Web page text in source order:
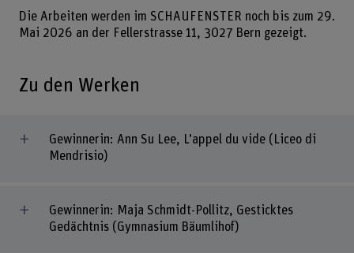
Die Arbeiten werden im SCHAUFENSTER noch bis zum 29.
Mai 2026 an der Fellerstrasse 11, 3027 Bern gezeigt.
Zu den Werken
Gewinnerin: Ann Su Lee, L’appel du vide (Liceo di
Mendrisio)
Gewinnerin: Maja Schmidt-Pollitz, Gesticktes
Gedächtnis (Gymnasium Bäumlihof)